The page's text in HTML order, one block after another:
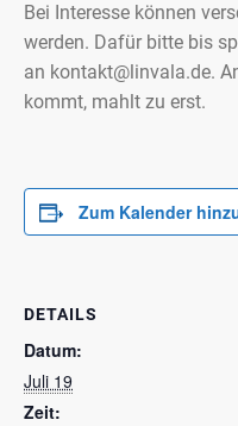
Bei Interesse können
werden. Dafür bitte bis
an kontakt@linvala.de.
kommt, mahlt zu erst.
Zum
DETAILS
Datum:
Juli 19
Zeit: